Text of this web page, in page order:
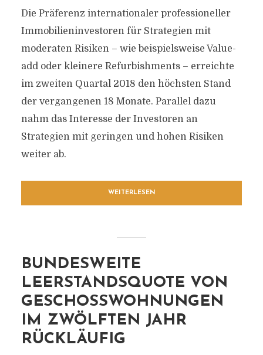
Die Präferenz internationaler professioneller
Immobilieninvestoren für Strategien mit
moderaten Risiken – wie beispielsweise Value-
add oder kleinere Refurbishments – erreichte
im zweiten Quartal 2018 den höchsten Stand
der vergangenen 18 Monate. Parallel dazu
nahm das Interesse der Investoren an
Strategien mit geringen und hohen Risiken
weiter ab.
WEITERLESEN
BUNDESWEITE
LEERSTANDSQUOTE VON
GESCHOSSWOHNUNGEN
IM ZWÖLFTEN JAHR
RÜCKLÄUFIG